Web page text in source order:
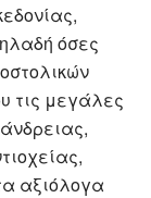
όσες
τις μεγάλες
αξιόλογα